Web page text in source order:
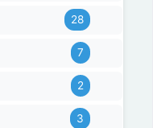
28
7
2
3